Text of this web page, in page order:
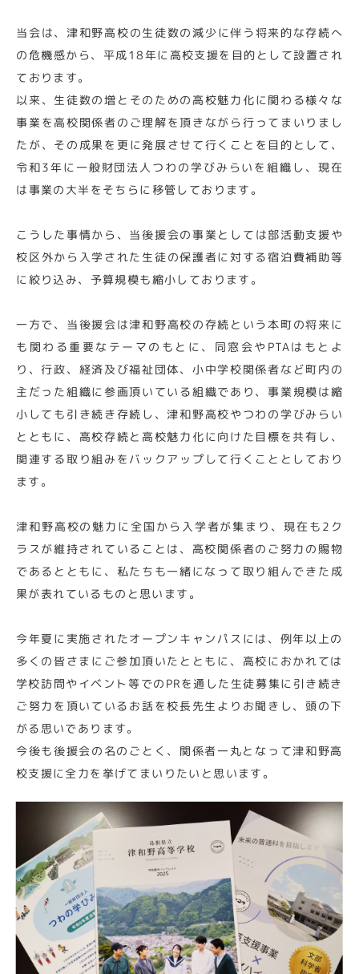
当会は、津和野高校の生徒数の減少に伴う将来的な存続へ
の危機感から、平成18年に高校支援を目的として設置され
ております。
以来、生徒数の増とそのための高校魅力化に関わる様々な
事業を高校関係者のご理解を頂きながら行ってまいりまし
たが、その成果を更に発展させて行くことを目的として、
令和3年に一般財団法人つわの学びみらいを組織し、現在
は事業の大半をそちらに移管しております。
こうした事情から、当後援会の事業としては部活動支援や
校区外から入学された生徒の保護者に対する宿泊費補助等
に絞り込み、予算規模も縮小しております。
一方で、当後援会は津和野高校の存続という本町の将来に
も関わる重要なテーマのもとに、同窓会やPTAはもとよ
り、行政、経済及び福祉団体、小中学校関係者など町内の
主だった組織に参画頂いている組織であり、事業規模は縮
小しても引き続き存続し、津和野高校やつわの学びみらい
とともに、高校存続と高校魅力化に向けた目標を共有し、
関連する取り組みをバックアップして行くこととしており
ます。
津和野高校の魅力に全国から入学者が集まり、現在も2ク
ラスが維持されていることは、高校関係者のご努力の賜物
であるとともに、私たちも一緒になって取り組んできた成
果が表れているものと思います。
今年夏に実施されたオープンキャンパスには、例年以上の
多くの皆さまにご参加頂いたとともに、高校におかれては
学校訪問やイベント等でのPRを通した生徒募集に引き続き
ご努力を頂いているお話を校長先生よりお聞きし、頭の下
がる思いであります。
今後も後援会の名のごとく、関係者一丸となって津和野高
校支援に全力を挙げてまいりたいと思います。